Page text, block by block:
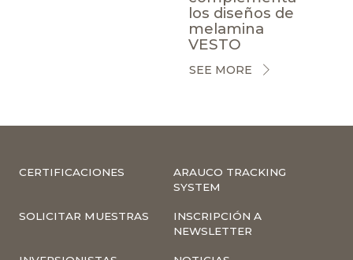
los diseños de
melamina
VESTO
SEE MORE
CERTIFICACIONES
ARAUCO TRACKING
SYSTEM
SOLICITAR MUESTRAS
INSCRIPCIÓN A
NEWSLETTER